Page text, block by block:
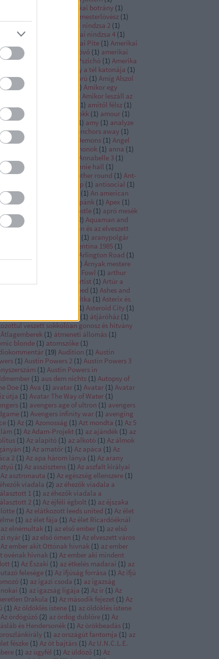
amerikai botrány (1)
amerikai mesterlövész (1)
amerikai nindzsa 2 (1)
nindzsa 3
amerikai nindzsa 4 (1)
Amerikai Pite (1) Amerikai
( Amerikai pite az eskövő (1) amerikai
a találkozó
Amerikai Pszichó (1) Amerika
Amerika kapitány a tél katonája (1)
kapitány polgárháború (1) Amíg Alszol
Amikor a Farok csóválja ) Amikor egy
Amikor leszáll az
1) amitől félsz (1)
félünk
Ami sok az sokk (1) amour (1)
1) amy (1) analyze
(1)ananász expressz anchors away (1)
( andor Angels & Demons (1) Angel
Angyalok és démonok (1) anna (1)
Annabelle 3 (1)
Comes Home
annie hall (1)
another round (1) Ant-
Ant-Man and the Wasp (1) antisocial (1)
(1) (1) An american
( an open secret Apánk (1) Apex (1)
apostle (1) apró mesék
apró titkok 2) Aquaman and
Lost Kingdom
Aquaman és az elveszett
(1) aranypolgár
Argentína 1985 (1)
Arlington Road (1)
1) Árnyak mestere
Artemis Fowl (1) arthur
artist (1) Artúr a
Asassins Creed (1) Ashes and
asterix a varázsital titka (1) Asterix és
1) Asteroid City (1)
(1) átjáróház (1)
veszett sokkolóan gonosz és hitvány
Átlagemberek (1) átmeneti állomás (1)
blonde (1) atomszőke (1)
(19) Audition (1) Austin
(1) Austin Powers 2 (1) Austin Powers 3
(1) Austin Powers in
(1) aus dem nichts (1) Autopsy of
Doe (1) Ava (1) avatar (1) Avatar (1) Avatar
útja (1) Avatar The Way of Water (1)
(1) avengers age of ultron (1) avengers
(1) Avengers infinity war (1) avenging
(1) Az (2) Azonosság (1) Azt mondta (1) Az 5
(1) Az Adam-Projekt (1) az ajándék (1) az
(1) Az alapító (1) az alkotó (1) Az álmok
(1) Az amatőr (1) Az apáca (1) Az
2 (1) Az apa három lánya (1) Az arany
(1) Az asszisztens (1) Az aszfalt királyai
Az asztronauta (1) Az egészség ellenszere (1)
viadala (2) az éhezők viadala a
1 (1) az éhezők viadala a
2 (1) Az éjféli égbolt (1) az éjszaka
(1) Az elátkozott leeds united (1) Az élet
(1) az élet fája (1) Az élet Ricardóéknál
az elnémultak (1) az első ember (1) az első
nyár (1) az első ómen (1) Az elveszett város
Az ember akit Ottónak hívnak (1) az ember
ovénak hívnak (1) Az ember aki mindent
(1) Az Északi (1) az étkelés madarai (1) az
felesége (1) Az ifjúság forrása (1) Az ifjú
(1) az igazi csoda (1) az igazság
(1) az igazság ligája (2) Az ír (1) Az
Drakula (1) Az második fejezet (1) Az
(1) Az öldöklés istene (1) az öldöklés istene
Az ördögűző (2) az ördög dublőre (1) Az
és Hendersonék (1) Az örökbeadás (1)
(1) az országút fantomja (1) az
fészke (1) Az öt bajtárs (1) Az U.N.C.L.E.
(1) az ügyfél (1) Az üldöző (1) Az